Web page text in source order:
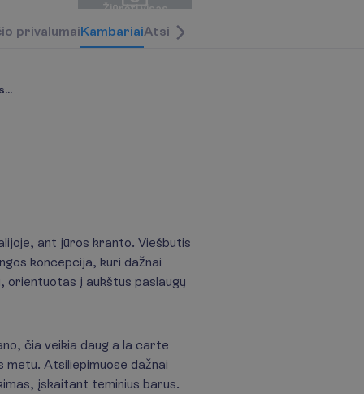
Žiūrėti visas
io privalumaiKambariaiAtsiliepimai
ant jūros kranto. Viešbutis
koncepcija, kuri dažnai
orientuotas į aukštus paslaugų
čia veikia daug a la carte
Atsiliepimuose dažnai
įskaitant teminius barus.